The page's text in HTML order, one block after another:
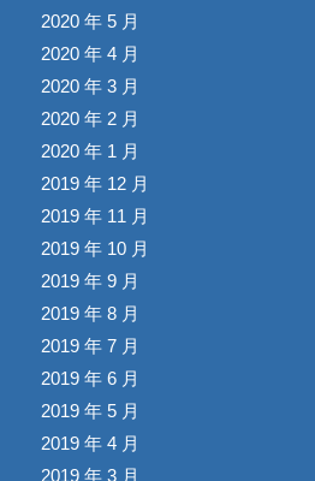
2020 年 5 月
2020 年 4 月
2020 年 3 月
2020 年 2 月
2020 年 1 月
2019 年 12 月
2019 年 11 月
2019 年 10 月
2019 年 9 月
2019 年 8 月
2019 年 7 月
2019 年 6 月
2019 年 5 月
2019 年 4 月
2019 年 3 月